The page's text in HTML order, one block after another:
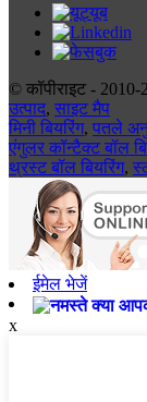
© कॉपीराइट - 2010-
उत्पाद, साइट मैप
मिनी बियरिंग, पतले
एंगुलर कॉन्टैक्ट बॉल
थ्रस्ट बॉल बियरिंग,
ईमेल भेजें
x